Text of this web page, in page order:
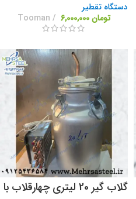
دستگاه تقطیر
تومان
Tooman
گلاب گیر 20 لیتری چهارقلاب با